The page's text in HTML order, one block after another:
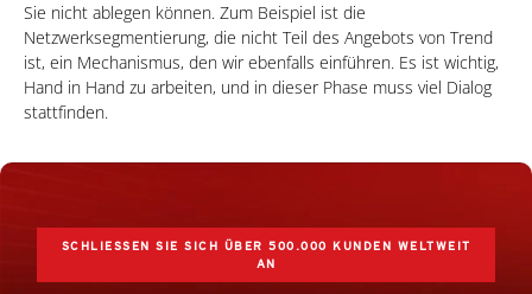
Sie nicht ablegen können. Zum Beispiel ist die
Netzwerksegmentierung, die nicht Teil des Angebots von Trend
ist, ein Mechanismus, den wir ebenfalls einführen. Es ist wichtig,
Hand in Hand zu arbeiten, und in dieser Phase muss viel Dialog
stattfinden.
SCHLIESSEN SIE SICH ÜBER 500.000 KUNDEN WELTWEIT A
N